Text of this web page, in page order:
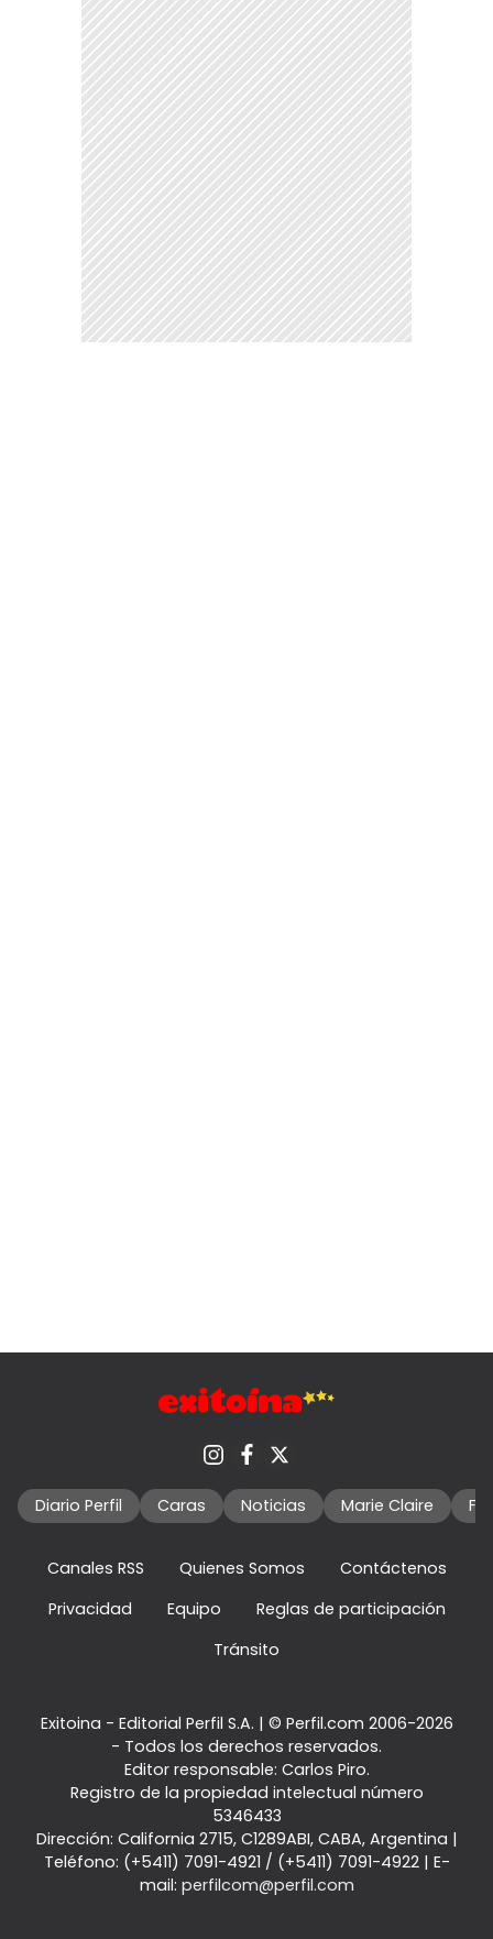
Diario Perfil Caras Noticias Marie Claire
Canales RSS Quienes Somos
Contáctenos
Privacidad
Equipo
Reglas de participación
Tránsito
Exitoina - Editorial Perfil S.A. | © Perfil.com 2006-2026
- Todos los derechos reservados.
Editor responsable: Carlos Piro.
Registro de la propiedad intelectual número
5346433
Dirección: California 2715, C1289ABI, CABA, Argentina |
Teléfono: (+5411) 7091-4921 / (+5411) 7091-4922| E-
mail: perfilcom@perfil.com